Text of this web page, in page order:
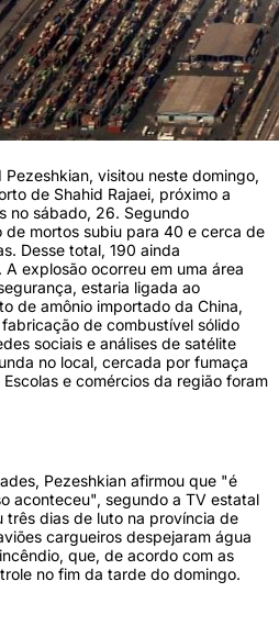
visitou neste domingo,
de Shahid Rajaei, próximo a
no sábado, 26. Segundo
de mortos subiu para 40 e cerca de
Desse total, 190 ainda
explosão ocorreu em uma área
estaria ligada ao
de amônio importado da China,
de combustível sólido
sociais e análises de satélite
no local, cercada por fumaça
e comércios da região foram
Pezeshkian afirmou que "é
aconteceu", segundo a TV estatal
três dias de luto na província de
cargueiros despejaram água
que, de acordo com as
no fim da tarde do domingo.